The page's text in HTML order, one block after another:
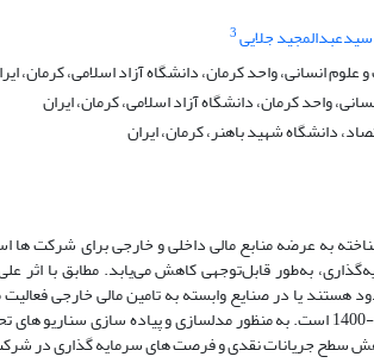
سیدعبدالمجید جلایی3
انسانی، واحد کرمان، دانشگاه آزاد اسلامی، کرمان،
واحد کرمان، دانشگاه آزاد اسلامی، کرمان، ایران
دانشگاه شهید باهنر، کرمان، ایران
به عرضه منابع مالی داخلی و خارجی برای شرکت
به‌طور قابل‌توجهی کاهش می‌یابد. مطابق با
هستند یا در صنایع وابسته به تامین مالی خارجی
می‌پردازد. دوره زمانی تحقیق بازه 1392-1400 است. به منظور
سطح جریانات نقدی و فرصت های سرمایه گذاری در